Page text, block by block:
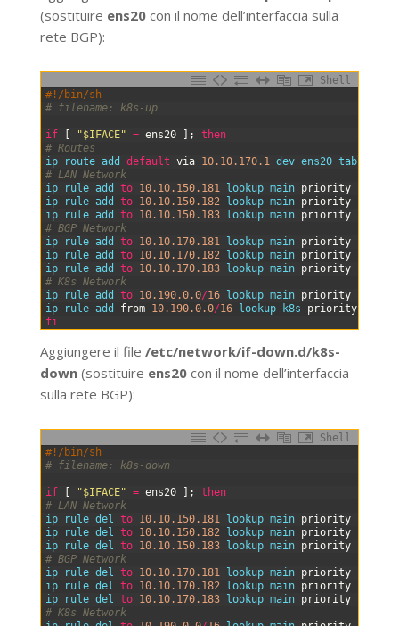
(sostituire ens20con il nome dell’interfaccia sulla
rete BGP):
Shell
#!/bin/sh
# filename: k8s-up
if "$IFACE" = ens20 ;
then
# Routes
ip
route add default via 10.10.170.1 dev ens20 table
# LAN Network
ip
rule add to 10.10.150.181 lookup main priority
ip
rule add to 10.10.150.182 lookup main priority
ip
rule add to 10.10.150.183 lookup main priority
# BGP Network
ip
rule add to 10.10.170.181 lookup main priority
ip
rule add to 10.10.170.182 lookup main priority
ip
rule add to 10.10.170.183 lookup main priority
# K8s Network
ip
rule add to 10.190.0.0/16 lookup main priority
ip
rule add from 10.190.0.0/16 lookup k8s priority
fi
Aggiungere il file /etc/network/if-down.d/k8s-
down(sostituire ens20con il nome dell’interfaccia
sulla rete BGP):
Shell
#!/bin/sh
# filename: k8s-down
if "$IFACE" = ens20 ;
then
# LAN Network
ip
rule del to 10.10.150.181 lookup main priority
ip
rule del to 10.10.150.182 lookup main priority
ip
rule del to 10.10.150.183 lookup main priority
# BGP Network
ip
rule del to 10.10.170.181 lookup main priority
ip
rule del to 10.10.170.182 lookup main priority
ip
rule del to 10.10.170.183 lookup main priority
# K8s Network